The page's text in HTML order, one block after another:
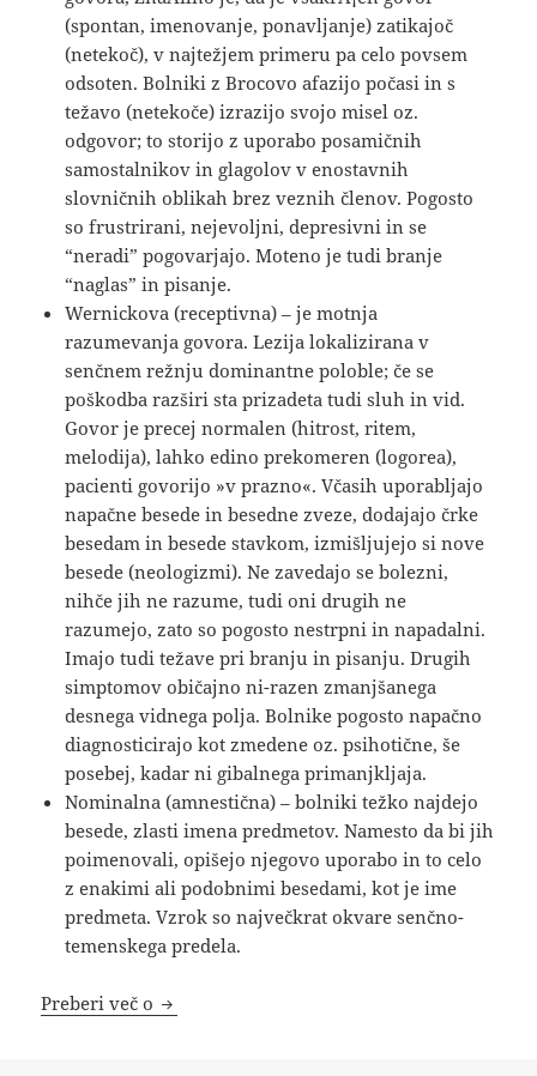
(spontan, imenovanje, ponavljanje) zatikajoč
(netekoč), v najtežjem primeru pa celo povsem
odsoten. Bolniki z Brocovo afazijo počasi in s
težavo (netekoče) izrazijo svojo misel oz.
odgovor; to storijo z uporabo posamičnih
samostalnikov in glagolov v enostavnih
slovničnih oblikah brez veznih členov. Pogosto
so frustrirani, nejevoljni, depresivni in se
“neradi” pogovarjajo. Moteno je tudi branje
“naglas” in pisanje.
Wernickova (receptivna) – je motnja
razumevanja govora. Lezija lokalizirana v
senčnem režnju dominantne poloble; če se
poškodba razširi sta prizadeta tudi sluh in vid.
Govor je precej normalen (hitrost, ritem,
melodija), lahko edino prekomeren (logorea),
pacienti govorijo »v prazno«. Včasih uporabljajo
napačne besede in besedne zveze, dodajajo črke
besedam in besede stavkom, izmišljujejo si nove
besede (neologizmi). Ne zavedajo se bolezni,
nihče jih ne razume, tudi oni drugih ne
razumejo, zato so pogosto nestrpni in napadalni.
Imajo tudi težave pri branju in pisanju. Drugih
simptomov običajno ni-razen zmanjšanega
desnega vidnega polja. Bolnike pogosto napačno
diagnosticirajo kot zmedene oz. psihotične, še
posebej, kadar ni gibalnega primanjkljaja.
Nominalna (amnestična) – bolniki težko najdejo
besede, zlasti imena predmetov. Namesto da bi jih
poimenovali, opišejo njegovo uporabo in to celo
z enakimi ali podobnimi besedami, kot je ime
predmeta. Vzrok so največkrat okvare senčno-
temenskega predela.
Preberi več o Nevrologija